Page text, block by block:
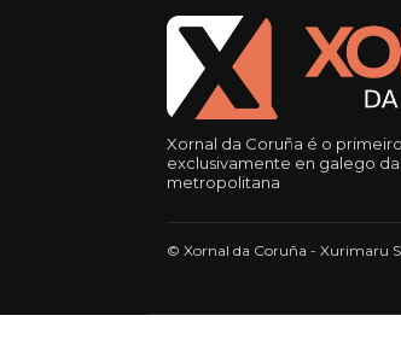
Xornal da Coruña é o
exclusivamente en galego da
metropolitana
© Xornal da Coruña - Xurimaru